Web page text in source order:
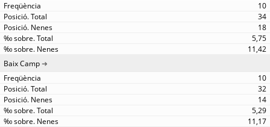
10
34
18
5,75
11,42
Baix Camp
10
32
14
5,29
11,17